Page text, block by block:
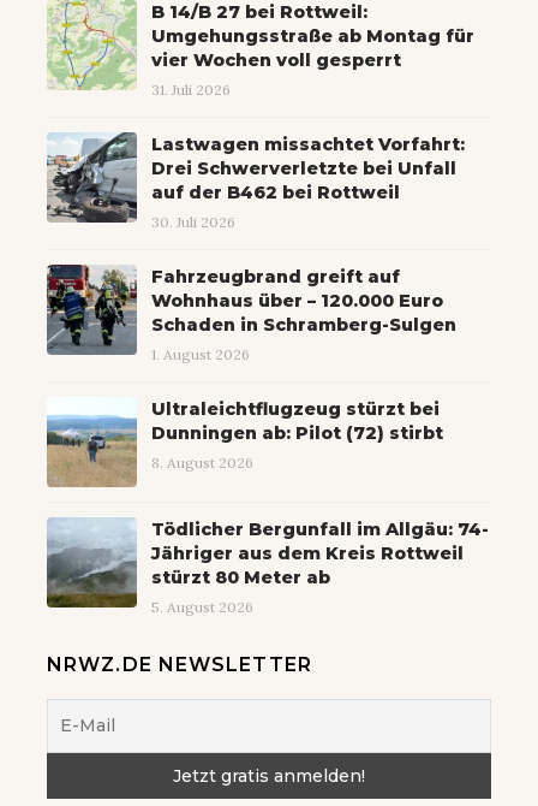
B 14/B 27 bei Rottweil:
Umgehungsstraße ab Montag für
vier Wochen voll gesperrt
31. Juli 2026
Lastwagen missachtet Vorfahrt:
Drei Schwerverletzte bei Unfall
auf der B462 bei Rottweil
30. Juli 2026
Fahrzeugbrand greift auf
Wohnhaus über – 120.000 Euro
Schaden in Schramberg-Sulgen
1. August 2026
Ultraleichtflugzeug stürzt bei
Dunningen ab: Pilot (72) stirbt
8. August 2026
Tödlicher Bergunfall im Allgäu: 74-
Jähriger aus dem Kreis Rottweil
stürzt 80 Meter ab
5. August 2026
NRWZ.DE NEWSLETTER